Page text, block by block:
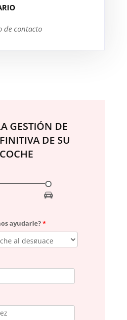
de contacto
GESTIÓN DE
DE SU
COCHE
ayudarle?*